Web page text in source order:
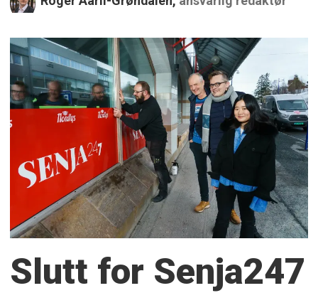
Slutt for Senja247